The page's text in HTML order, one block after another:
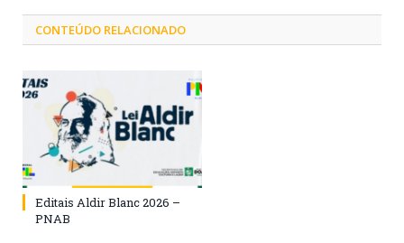
CONTEÚDO RELACIONADO
Editais Aldir Blanc 2026 –
PNAB